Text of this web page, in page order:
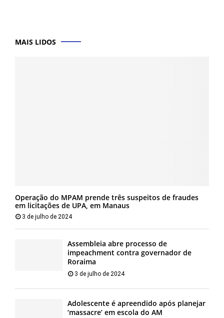
MAIS LIDOS
Operação do MPAM prende três suspeitos de fraudes
em licitações de UPA, em Manaus
3 de julho de 2024
Assembleia abre processo de
impeachment contra governador de
Roraima
3 de julho de 2024
Adolescente é apreendido após planejar
‘massacre’ em escola do AM